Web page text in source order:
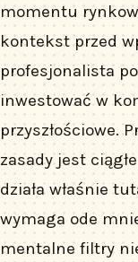
momentu
kontekst przed
profesjonalista
inwestować w
przyszłościowe.
zasady jest
działa właśnie
wymaga ode
mentalne filtry